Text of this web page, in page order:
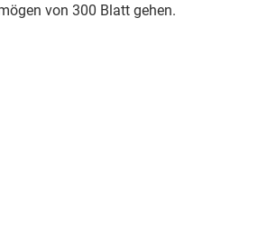
von 300 Blatt gehen.